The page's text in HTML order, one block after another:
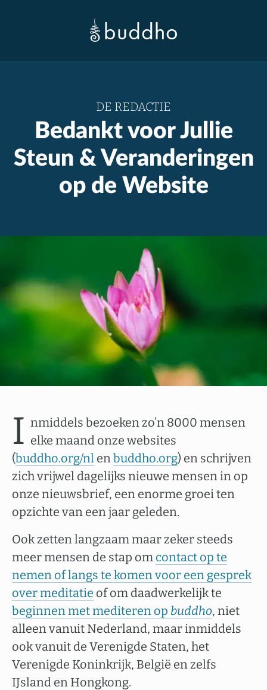
DE REDACTIE
Bedankt voor Jullie
Steun & Veranderingen
op de Website
I nmiddels bezoeken zo’n 8000 mensen
elke maand onze websites
(buddho.org/nl enbuddho.org) en schrijven
zich vrijwel dagelijks nieuwe mensen in op
onze nieuwsbrief, een enorme groei ten
opzichte van een jaar geleden.
Ook zetten langzaam maar zeker steeds
meer mensen de stap om contact op te
nemen of langs te komen voor een gesprek
over meditatie of om daadwerkelijk te
beginnen met mediteren op buddho, niet
alleen vanuit Nederland, maar inmiddels
ook vanuit de Verenigde Staten, het
Verenigde Koninkrijk, België en zelfs
IJsland en Hongkong.